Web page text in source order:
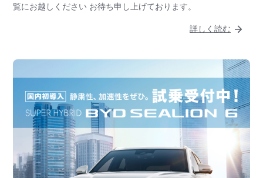
覧にお越しください お待ち申し上げております。
詳しく読む